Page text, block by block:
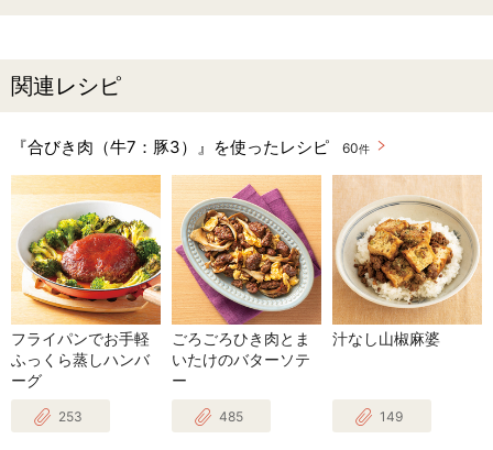
関連レシピ
『合びき肉（牛7：豚3）』を使ったレシピ 60件
フライパンでお手軽
ふっくら蒸しハンバ
ーグ
253
ごろごろひき肉とま
いたけのバターソテ
ー
485
汁なし山椒麻婆
149